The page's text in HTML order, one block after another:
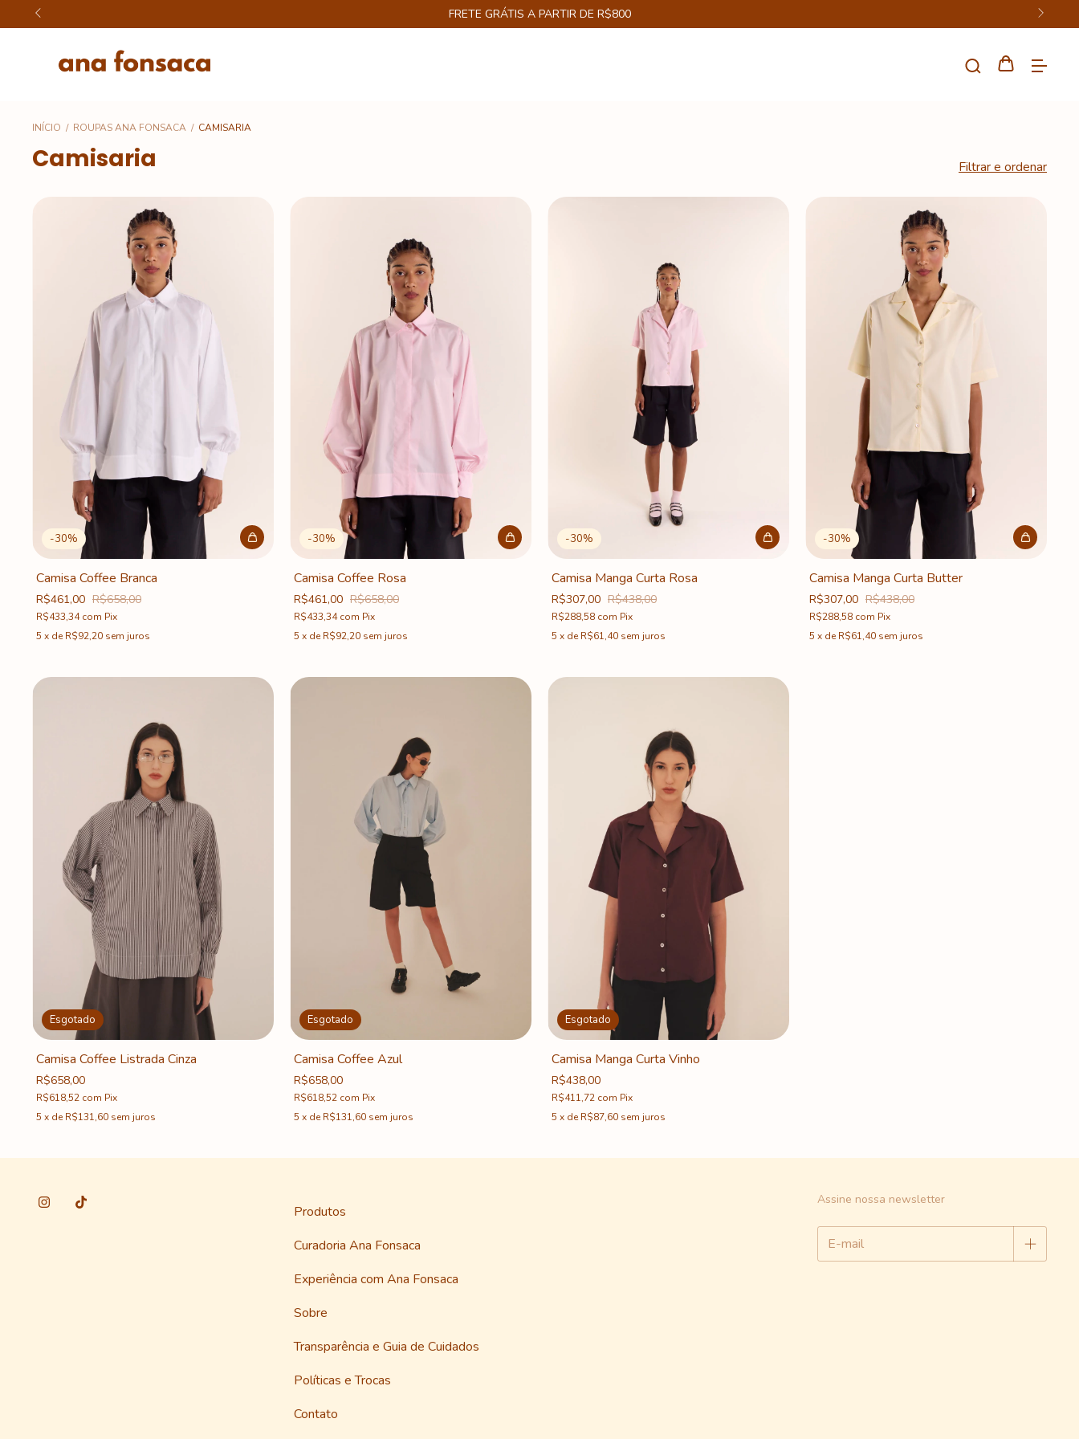
FRETE GRÁTIS A PARTIR DE R$800
INÍCIO / ROUPAS ANA FONSACA / CAMISARIA
Camisaria Filtrar e ordenar
-30%
Camisa Coffee Branca
R$461,00 R$658,00
R$433,34com Pix
5 x deR$92,20 sem juros
-30%
Camisa Coffee Rosa
R$461,00 R$658,00
R$433,34com Pix
5 x deR$92,20 sem juros
-30%
Camisa Manga Curta Rosa
R$307,00 R$438,00
R$288,58 com Pix
5 x deR$61,40 sem juros
-30%
Camisa Manga Curta Butter
R$307,00 R$438,00
R$288,58 com Pix
5 x deR$61,40 sem juros
Esgotado
Camisa Coffee Listrada Cinza
R$658,00
R$618,52 com Pix
5 x deR$131,60 sem juros
Esgotado
Camisa Coffee Azul
R$658,00
R$618,52 com Pix
5 x deR$131,60 sem juros
Esgotado
Camisa Manga Curta Vinho
R$438,00
R$411,72 com Pix
5 x deR$87,60 sem juros
Produtos
Curadoria Ana Fonsaca
Experiência com Ana Fonsaca
Sobre
Transparência e Guia de Cuidados
Políticas e Trocas
Contato
Assine nossa newsletter